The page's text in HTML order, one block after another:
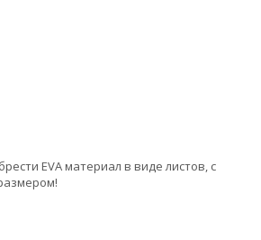
EVA материал в виде листов, с